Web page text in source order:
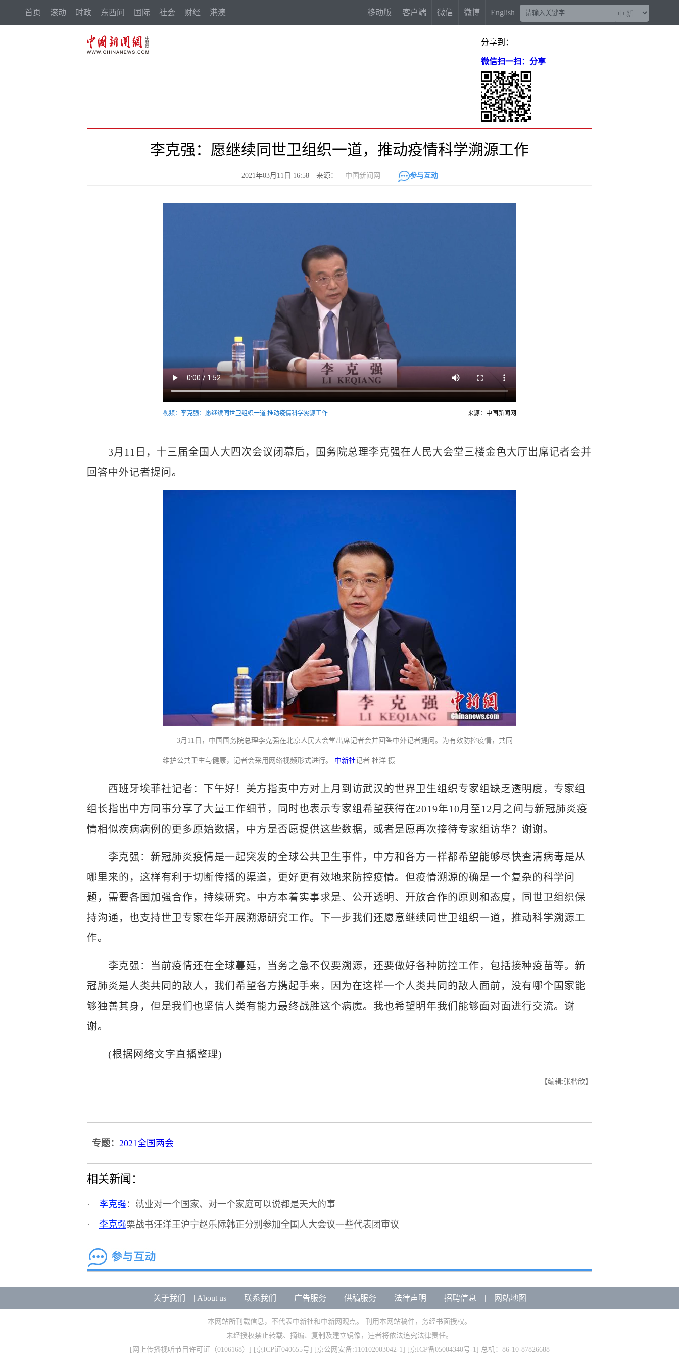
首页 滚动 时政 东西问 国际 社会 财经 港澳 移动版 客户端 微信 微博 English
分享到：
微信扫一扫：分享
李克强：愿继续同世卫组织一道，推动疫情科学溯源工作
2021年03月11日 16:58 来源： 中国新闻网 参与互动
视频：李克强：愿继续同世卫组织一道 推动疫情科学溯源工作 来源：中国新闻网
3月11日，十三届全国人大四次会议闭幕后，国务院总理李克强在人民大会堂三楼金色大厅出席记者会并
回答中外记者提问。
3月11日，中国国务院总理李克强在北京人民大会堂出席记者会并回答中外记者提问。为有效防控疫情，共同
维护公共卫生与健康，记者会采用网络视频形式进行。 中新社记者 杜洋 摄
西班牙埃菲社记者：下午好！美方指责中方对上月到访武汉的世界卫生组织专家组缺乏透明度，专家组
组长指出中方同事分享了大量工作细节，同时也表示专家组希望获得在2019年10月至12月之间与新冠肺炎疫
情相似疾病病例的更多原始数据，中方是否愿提供这些数据，或者是愿再次接待专家组访华？谢谢。
李克强：新冠肺炎疫情是一起突发的全球公共卫生事件，中方和各方一样都希望能够尽快查清病毒是从
哪里来的，这样有利于切断传播的渠道，更好更有效地来防控疫情。但疫情溯源的确是一个复杂的科学问
题，需要各国加强合作，持续研究。中方本着实事求是、公开透明、开放合作的原则和态度，同世卫组织保
持沟通，也支持世卫专家在华开展溯源研究工作。下一步我们还愿意继续同世卫组织一道，推动科学溯源工
作。
李克强：当前疫情还在全球蔓延，当务之急不仅要溯源，还要做好各种防控工作，包括接种疫苗等。新
冠肺炎是人类共同的敌人，我们希望各方携起手来，因为在这样一个人类共同的敌人面前，没有哪个国家能
够独善其身，但是我们也坚信人类有能力最终战胜这个病魔。我也希望明年我们能够面对面进行交流。谢
谢。
(根据网络文字直播整理)
【编辑:张楷欣】
专题： 2021全国两会
相关新闻：
· 李克强 ：就业对一个国家、对一个家庭可以说都是天大的事
· 李克强栗战书汪洋王沪宁赵乐际韩正分别参加全国人大会议一些代表团审议
关于我们 | About us| 联系我们 | 广告服务 | 供稿服务 | 法律声明 | 招聘信息 | 网站地图
本网站所刊载信息，不代表中新社和中新网观点。 刊用本网站稿件，务经书面授权。
未经授权禁止转载、摘编、复制及建立镜像，违者将依法追究法律责任。
[ 网上传播视听节目许可证（0106168） ] [京ICP证040655号] [京公网安备:110102003042-1] [京ICP备05004340号-1] 总机：86-10-87826688